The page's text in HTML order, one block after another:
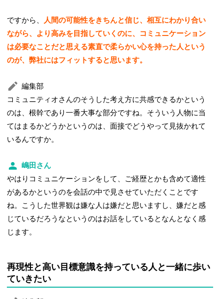
ですから、
人間の可能性をきちんと信じ、相互にわかり合い
ながら、より高みを目指していくのに、コミュニケーション
は必要なことだと思える素直で柔らかい心を持った人という
のが、弊社にはフィットすると思います。
編集部
コミュニティオさんのそうした考え方に共感できるかという
のは、根幹であり一番大事な部分ですね。そういう人物に当
てはまるかどうかというのは、面接でどうやって見抜かれて
いるんですか。
嶋田さん
やはりコミュニケーションをして、ご経歴とかも含めて適性
があるかというのを会話の中で見させていただくことです
ね。こうした世界観は嫌な人は嫌だと思いますし、嫌だと感
じているだろうなというのはお話をしているとなんとなく感
じます。
再現性と高い目標意識を持っている人と一緒に歩い
ていきたい